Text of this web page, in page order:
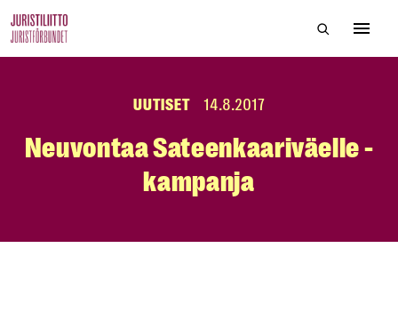
to
Hae
UUTISET 14.8.2017
Neuvontaa Sateenkaariväelle -
kampanja